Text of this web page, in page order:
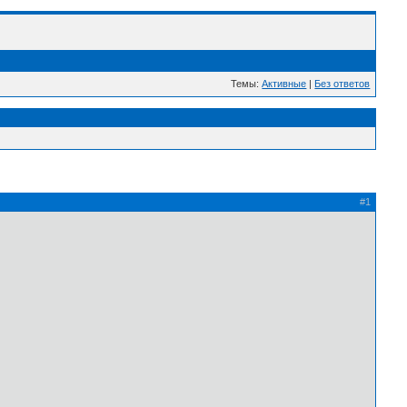
Темы:Активные | Без ответов
#1